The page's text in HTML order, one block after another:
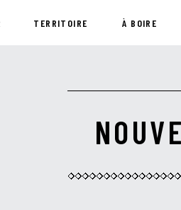
TERRITOIRE À BOIRE